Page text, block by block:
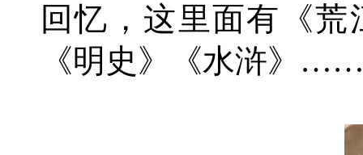
回忆，这里面有《
《明史》《水浒》